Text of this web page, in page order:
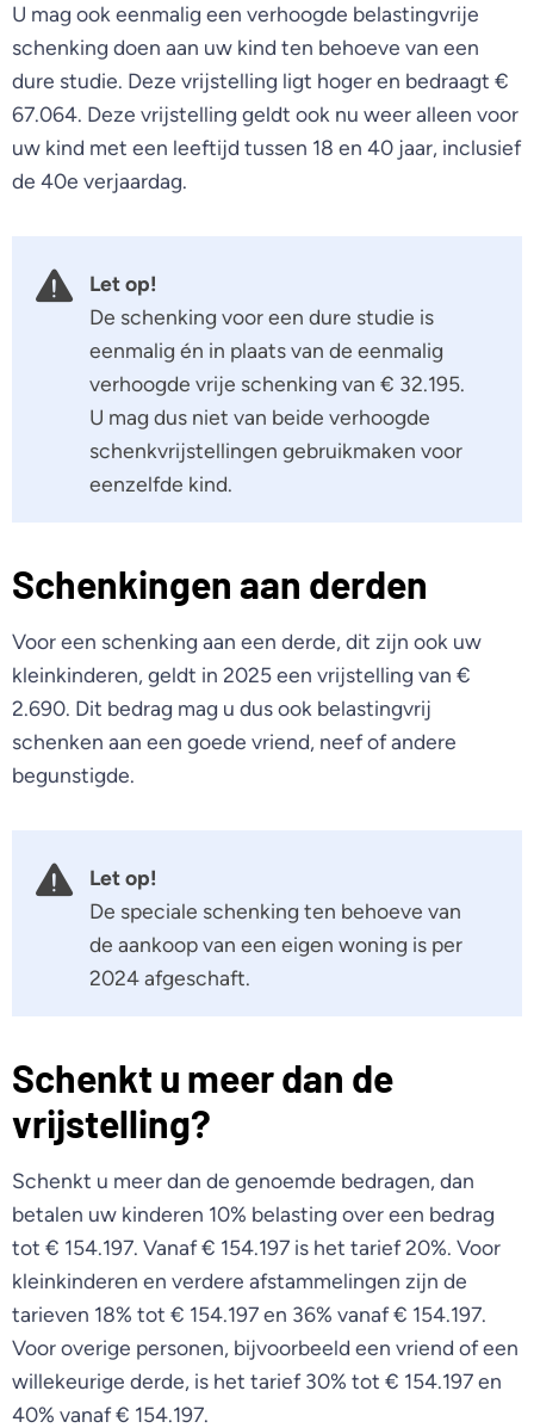
U mag ook eenmalig een verhoogde belastingvrije
schenking doen aan uw kind ten behoeve van een
dure studie. Deze vrijstelling ligt hoger en bedraagt €
67.064. Deze vrijstelling geldt ook nu weer alleen voor
uw kind met een leeftijd tussen 18 en 40 jaar, inclusief
de 40e verjaardag.
Let op!
De schenking voor een dure studie is
eenmalig én in plaats van de eenmalig
verhoogde vrije schenking van € 32.195.
U mag dus niet van beide verhoogde
schenkvrijstellingen gebruikmaken voor
eenzelfde kind.
Schenkingen aan derden
Voor een schenking aan een derde, dit zijn ook uw
kleinkinderen, geldt in 2025 een vrijstelling van €
2.690. Dit bedrag mag u dus ook belastingvrij
schenken aan een goede vriend, neef of andere
begunstigde.
Let op!
De speciale schenking ten behoeve van
de aankoop van een eigen woning is per
2024 afgeschaft.
Schenkt u meer dan de
vrijstelling?
Schenkt u meer dan de genoemde bedragen, dan
betalen uw kinderen 10% belasting over een bedrag
tot € 154.197. Vanaf € 154.197 is het tarief 20%. Voor
kleinkinderen en verdere afstammelingen zijn de
tarieven 18% tot € 154.197 en 36% vanaf € 154.197.
Voor overige personen, bijvoorbeeld een vriend of een
willekeurige derde, is het tarief 30% tot € 154.197 en
40% vanaf € 154.197.